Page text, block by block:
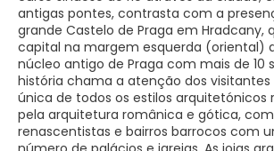
antigas pontes, contrasta com a
grande Castelo de Praga em Hradcany,
capital na margem esquerda (oriental)
núcleo antigo de Praga com mais de 10
história chama a atenção dos visitantes
única de todos os estilos arquitetónicos
pela arquitetura românica e gótica,
renascentistas e bairros barrocos com